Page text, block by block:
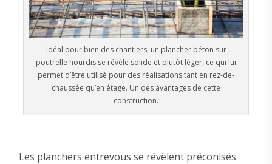
Idéal pour bien des chantiers, un plancher béton sur
poutrelle hourdis se révèle solide et plutôt léger, ce qui lui
permet d’être utilisé pour des réalisations tant en rez-de-
chaussée qu’en étage. Un des avantages de cette
construction.
Les planchers entrevous se révèlent préconisés